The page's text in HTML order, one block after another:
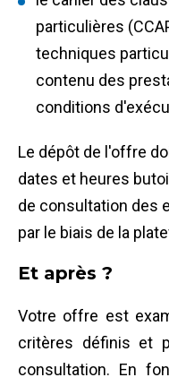
particulières
techniques
contenu des
conditions
Le dépôt de l'offre
dates et heures
de consultation des
par le biais de la
Et après ?
Votre offre est
critères définis et
consultation. En